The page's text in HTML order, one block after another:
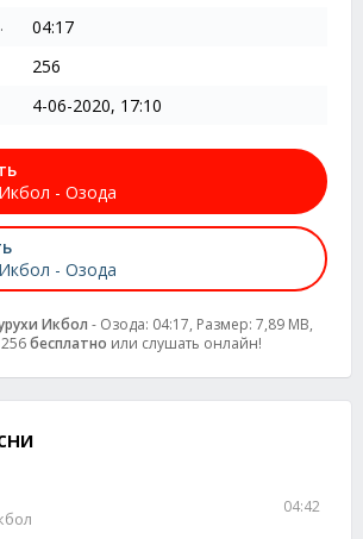
04:17
256
4-06-2020, 17:10
- Озода
- Озода
Икбол - Озода: 04:17, Размер: 7,89 MB,
бесплатно или слушать онлайн!
04:42